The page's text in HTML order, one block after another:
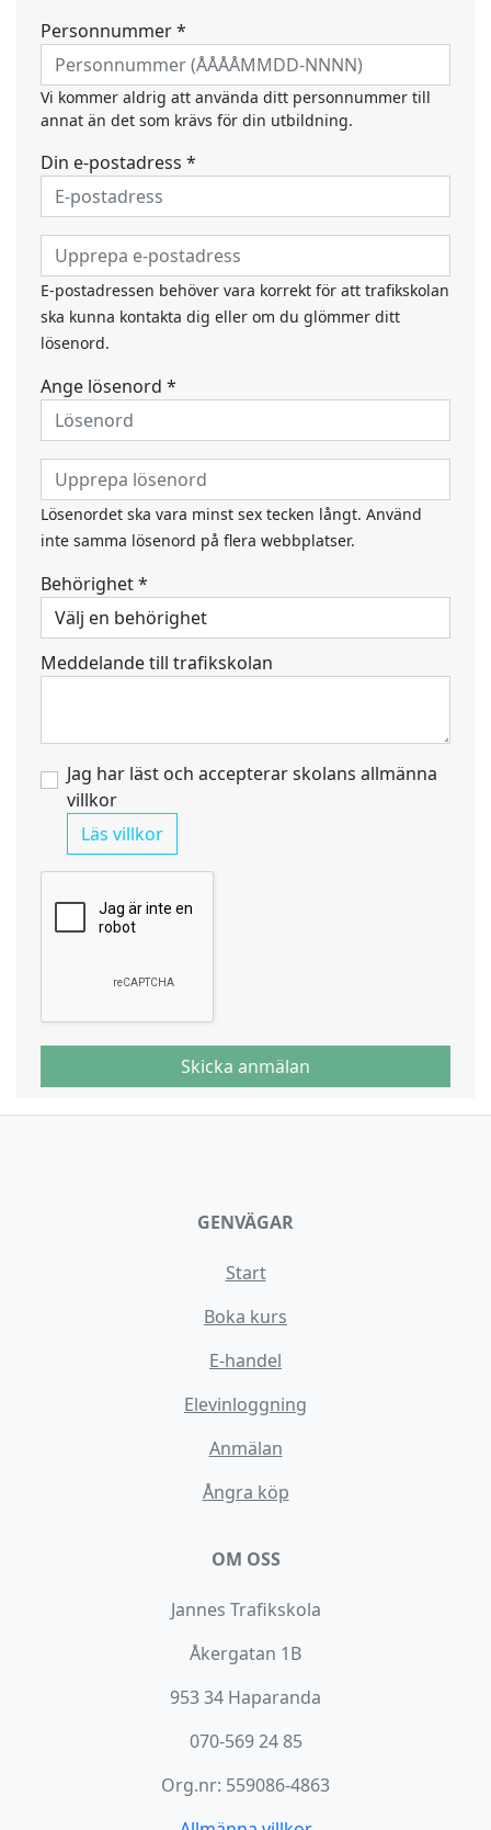
Personnummer *
Vi kommer aldrig att använda ditt personnummer till
annat än det som krävs för din utbildning.
Din e-postadress *
E-postadressen behöver vara korrekt för att trafikskolan
ska kunna kontakta dig eller om du glömmer ditt
lösenord.
Ange lösenord *
Lösenordet ska vara minst sex tecken långt. Använd
inte samma lösenord på flera webbplatser.
Behörighet *
Meddelande till trafikskolan
Jag har läst och accepterar skolans allmänna
villkor
Läs villkor
Skicka anmälan
GENVÄGAR
Start
Boka kurs
E-handel
Elevinloggning
Anmälan
Ångra köp
OM OSS
Jannes Trafikskola
Åkergatan 1B
953 34 Haparanda
070-569 24 85
Org.nr: 559086-4863